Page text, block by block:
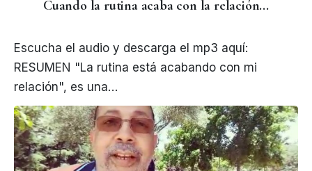
Cuando la rutina acaba con la relación...
Escucha el audio y descarga el mp3 aquí:
RESUMEN "La rutina está acabando con mi
relación", es una…